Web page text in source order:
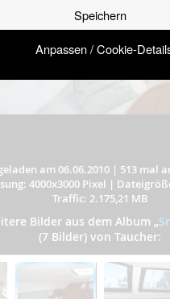
Speichern
Anpassen / Cookie-
am 06.06.2010 | 513 mal
4000x3000 Pixel |
Traffic: 2.175,21 MB
Bilder aus dem Album „
(7 Bilder) von Taucher: